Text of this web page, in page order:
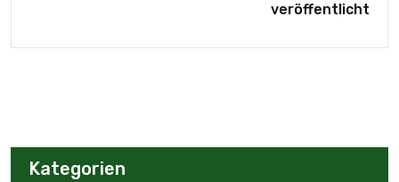
veröffentlicht
Kategorien